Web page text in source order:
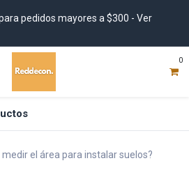
pedidos mayores a $300 - Ver
0
medir el área para instalar suelos?